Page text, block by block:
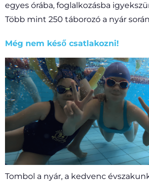
egyes órába, foglalkozásba
Több mint 250 táborozó a nyár
Még nem késő csatlakozni!
Tombol a nyár, a kedvenc